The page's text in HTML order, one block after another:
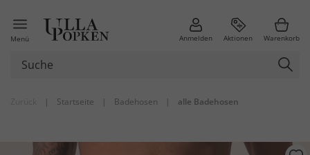
Menü Anmelden Aktionen Warenkorb
| Startseite | Badehosen | alle Badehosen